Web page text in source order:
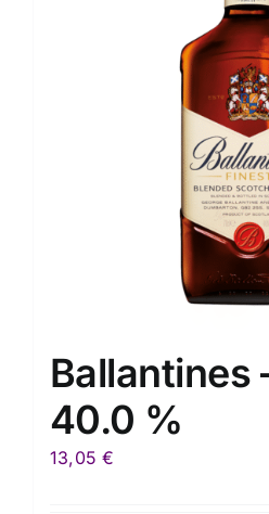
Ballantines
40.0 %
13,05€